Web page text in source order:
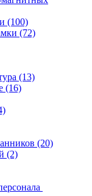
(100)
(72)
(13)
(16)
(20)
(2)